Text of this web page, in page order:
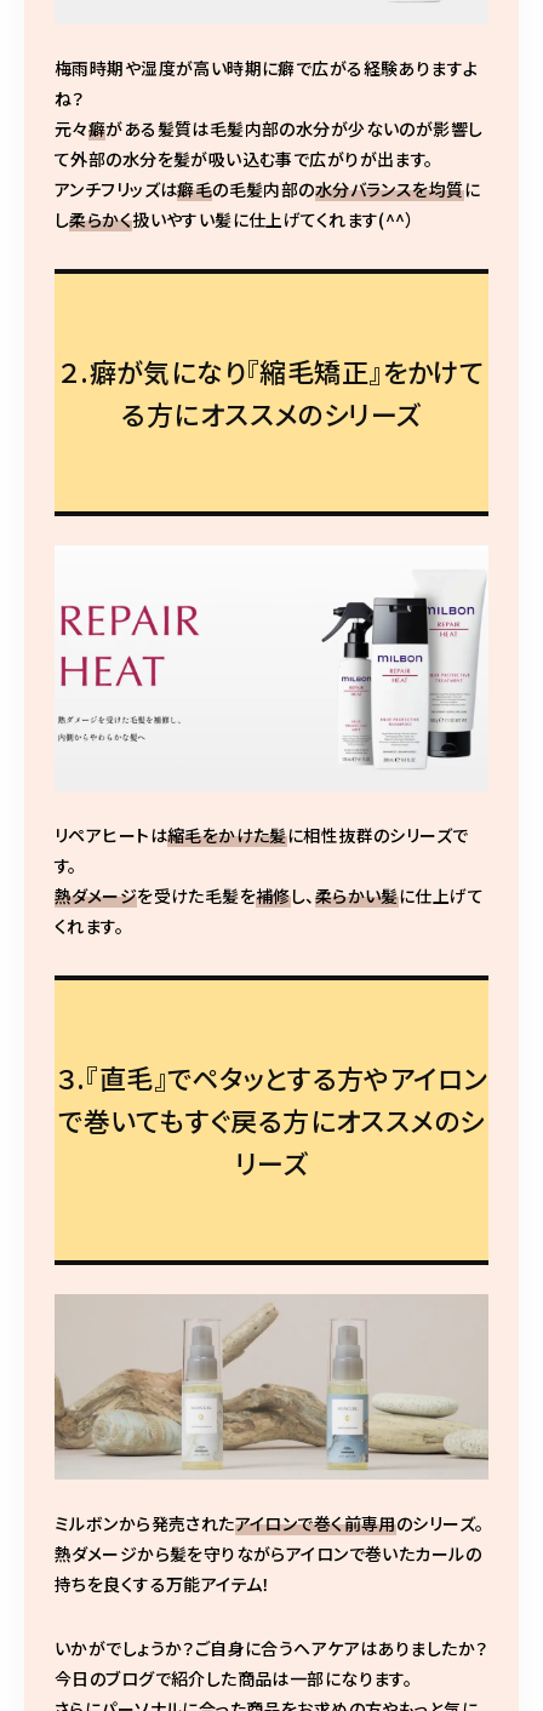
梅雨時期や湿度が高い時期に癖で広がる経験ありますよ
ね？
元々癖がある髪質は毛髪内部の水分が少ないのが影響し
て外部の水分を髪が吸い込む事で広がりが出ます。
アンチフリッズは癖毛の毛髪内部の水分バランスを均質に
し柔らかく扱いやすい髪に仕上げてくれます(^^）
２.癖が気になり『縮毛矯正』をかけて
る方にオススメのシリーズ
リペアヒートは縮毛をかけた髪に相性抜群のシリーズで
す。
熱ダメージを受けた毛髪を補修し、柔らかい髪に仕上げて
くれます。
３.『直毛』でペタッとする方やアイロン
で巻いてもすぐ戻る方にオススメのシ
リーズ
ミルボンから発売されたアイロンで巻く前専用のシリーズ。
熱ダメージから髪を守りながらアイロンで巻いたカールの
持ちを良くする万能アイテム！
いかがでしょうか？ご自身に合うヘアケアはありましたか？
今日のブログで紹介した商品は一部になります。